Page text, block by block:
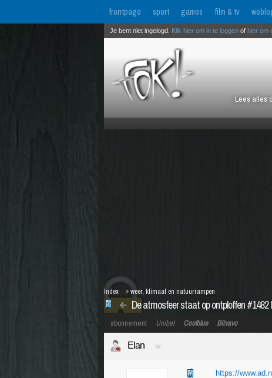
frontpage sport games film & tv
Lees alles
Je bent niet ingelogd. Klik hier om in te loggen of hier om
De atmosfeer staat op ontploffen
Index »weer, klimaat en natuurrampen
abonnement Unibet Coolblue Bitvavo
Elan
https://